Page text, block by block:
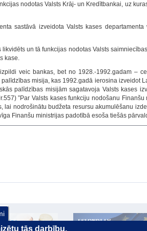
nodotas Valsts Krāj- un Kredītbankai, uz
sastāvā izveidota Valsts kases
un tā funkcijas nodotas Valsts
kase.
veic bankas, bet no 1928.-1992.gadam –
misija, kas 1992.gadā ierosina izveidot
palīdzības misijām sagatavoja Valsts kases
”Par Valsts kases funkciju nodošanu
nodrošinātu budžeta resursu akumulēšanu
Finanšu ministrijas padotībā esoša tiešās
tās darbību.